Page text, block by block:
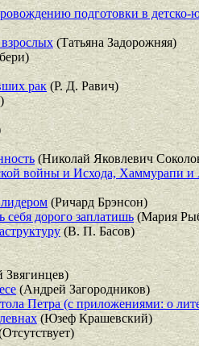
подготовки в детско-
(Татьяна Задорожняя)
рак(Р. Д. Равич)
(Николай Яковлевич
войны и Исхода, Хаммурапи и
(Ричард Брэнсон)
дорого заплатишь(Мария
(В. П. Басов)
Звягинцев)
(Андрей Загородников)
Петра (с приложениями: о
(Юзеф Крашевский)